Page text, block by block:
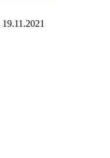
19.11.2021